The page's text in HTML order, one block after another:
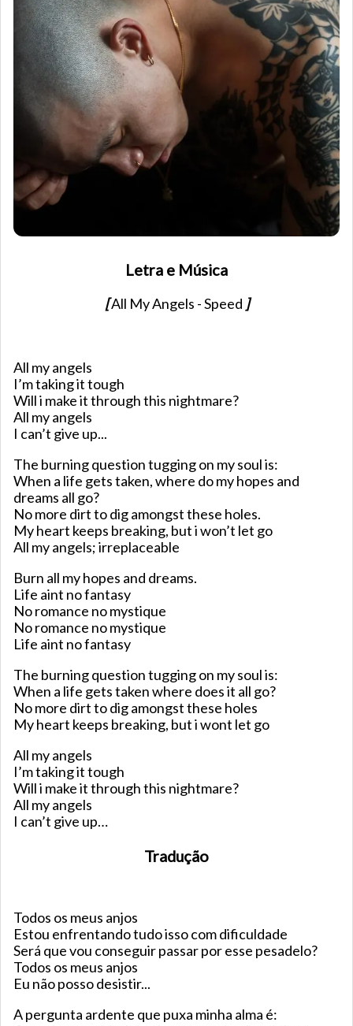
Letra e Música
[All My Angels - Speed ]
All my angels
I’m taking it tough
Will i make it through this nightmare?
All my angels
I can’t give up...
The burning question tugging on my soul is:
When a life gets taken, where do my hopes and
dreams all go?
No more dirt to dig amongst these holes.
My heart keeps breaking, but i won’t let go
All my angels; irreplaceable
Burn all my hopes and dreams.
Life aint no fantasy
No romance no mystique
No romance no mystique
Life aint no fantasy
The burning question tugging on my soul is:
When a life gets taken where does it all go?
No more dirt to dig amongst these holes
My heart keeps breaking, but i wont let go
All my angels
I’m taking it tough
Will i make it through this nightmare?
All my angels
I can’t give up…
Tradução
Todos os meus anjos
Estou enfrentando tudo isso com dificuldade
Será que vou conseguir passar por esse pesadelo?
Todos os meus anjos
Eu não posso desistir...
A pergunta ardente que puxa minha alma é: